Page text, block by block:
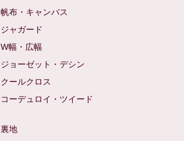
帆布・キャンバス
ジャガード
W幅・広幅
ジョーゼット・デシン
クールクロス
コーデュロイ・ツイード
裏地